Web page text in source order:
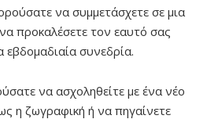
να συμμετάσχετε σε μια
προκαλέσετε τον εαυτό σας
συνεδρία.
να ασχοληθείτε με ένα νέο
η ζωγραφική ή να πηγαίνετε